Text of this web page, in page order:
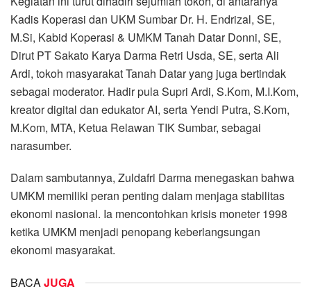
Kadis Koperasi dan UKM Sumbar Dr. H. Endrizal, SE,
M.Si, Kabid Koperasi & UMKM Tanah Datar Donni, SE,
Dirut PT Sakato Karya Darma Retri Usda, SE, serta Ali
Ardi, tokoh masyarakat Tanah Datar yang juga bertindak
sebagai moderator. Hadir pula Supri Ardi, S.Kom, M.I.Kom,
kreator digital dan edukator AI, serta Yendi Putra, S.Kom,
M.Kom, MTA, Ketua Relawan TIK Sumbar, sebagai
narasumber.
Dalam sambutannya, Zuldafri Darma menegaskan bahwa
UMKM memiliki peran penting dalam menjaga stabilitas
ekonomi nasional. Ia mencontohkan krisis moneter 1998
ketika UMKM menjadi penopang keberlangsungan
ekonomi masyarakat.
BACA JUGA